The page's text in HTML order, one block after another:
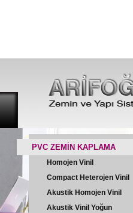
PVC ZEMİN KAPLAMA
Homojen Vinil
Compact Heterojen Vinil
Akustik Homojen Vinil
Akustik Vinil Yoğun